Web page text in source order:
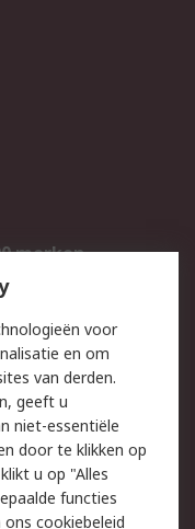
merken
veiligheid
voor
en om
van derden.
geeft u
niet-essentiële
door te klikken op
u op "Alles
functies
ons cookiebeleid